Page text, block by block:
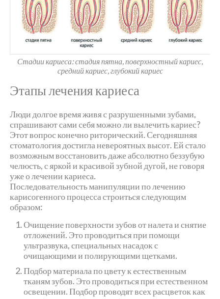
Стадии кариеса: стадия пятна, поверхностный кариес,
средний кариес, глубокий кариес
Этапы лечения кариеса
Люди долгое время живя с разрушенными зубами,
спрашивают сами себя можно ли вылечить кариес?
Этот вопрос конечно риторический. Сегодняшняя
стоматология достигла невероятных высот. Ей стало
возможным восстановить даже абсолютно беззубую
челюсть, с яркой и красивой зубной дугой, не говоря
уже о лечении кариеса.
Последовательность манипуляции по лечению
карисогенного процесса строиться следующим
образом:
Очищение поверхности зубов от налета и снятие
отложений. Это проводиться при помощи
ультразвука, специальных насадок с
очищающими и полирующими щетками.
Подбор материала по цвету к естественным
тканям зубов. Это проводиться при естественном
освещении. Подбор проводят всех расцветок как